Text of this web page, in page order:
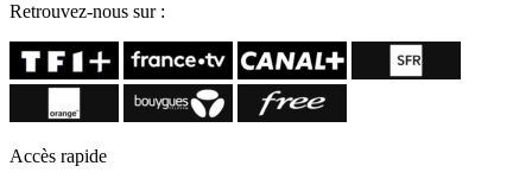
Retrouvez-nous sur :
Accès rapide